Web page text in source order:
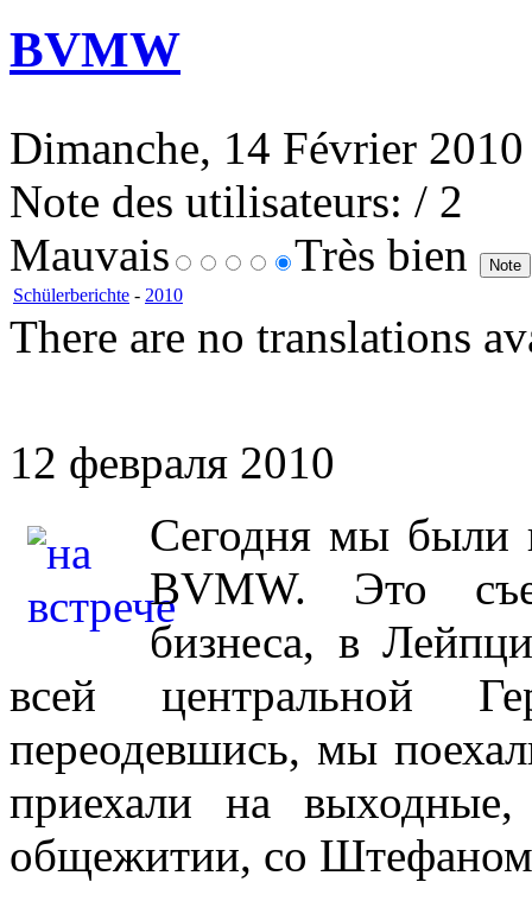
BVMW
Dimanche, 14 Février
Note des utilisateurs: / 2
Mauvais
Très bien
Schülerberichte - 2010
There are no translations
12 февраля 2010
Сегодня мы были
BVMW. Это
бизнеса, в
всей центральной
переодевшись, мы
приехали на
общежитии, со Штефаном